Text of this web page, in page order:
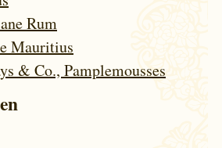
Rum
Mauritius
& Co., Pamplemousses